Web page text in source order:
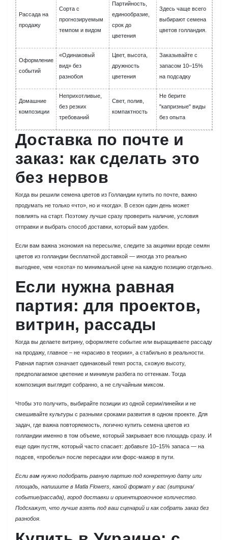
Рассада на
продажу
Сорта с
прогнозируемым
темпом и видом
Партийность,
единообразие,
срок до
цветения
Здесь чаще всего
выбирают семена
цветов голландия.
Оформление
событий
«Одинаковый
вид» без
разнобоя
Цвет, высота,
дружность
цветения
Заказывайте с
запасом 10–15%
на подсадку
Домашние
композиции
Неприхотливые,
без резких
требований
Свет, полив,
компактность
Не берите
"капризные" виды
без опыта
Доставка по почте и
заказ: как сделать это
без нервов
Когда вы решили семена цветов из Голландии купить по почте, важно
продумать не только «что», но и «когда». В сезон один день может
повлиять на старт. Поэтому лучше сразу проверить наличие, условия
отправки и выбрать способ доставки, который вам удобен.
Если вам важна экономия на пересылке, следите за акциями вроде семян
цветов из голландии бесплатной доставкой — иногда это реально
выгоднее, чем «охота» по минимальной цене на каждую позицию отдельно.
Если нужна равная
партия: для проектов,
витрин, рассады
Когда вы делаете витрину, оформляете событие или выращиваете рассаду
на продажу, главное – не «красиво в теории», а стабильно в реальности.
Равная партия означает одинаковый темп роста, схожую высоту,
предполагаемое цветение и минимум разбега по оттенкам. Тогда
композиция выглядит собранно, а не случайным миксом.
Чтобы это получить, выбирайте позиции из одной серии/линейки и не
смешивайте культуры с разными сроками развития в одном проекте. Для
задач, где важна повторяемость, логично купить семена цветов из
голландии именно в том объеме, который закрывает всю площадь сразу. И
еще один пустяк, который часто спасает: добавьте 10–15% запаса — на
подсев, «пробелы» после пересадки или форс-мажор в пути.
Если вам нужно подобрать равную партию под конкретную дату или
площадь, напишите в Matla Flowers, какой формат у вас (витрина/
событие/рассада), город доставки и ориентировочное количество.
Подскажут, что лучше взять под ваш сценарий и как собрать заказ без
разнобоя.